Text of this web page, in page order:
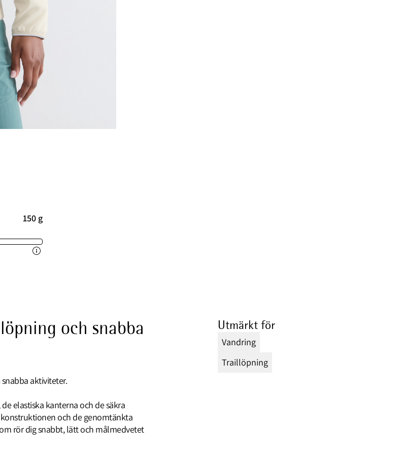
150 g
och snabba
aktiviteter.
elastiska kanterna och de säkra
och de genomtänkta
rör dig snabbt, lätt och målmedvetet
Utmärkt för
Vandring
Traillöpning